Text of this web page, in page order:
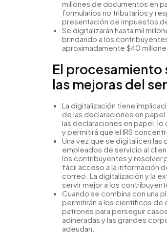
millones de documentos en
formularios no tributarios y
presentación de impuestos
Se digitalizarán hasta mil
brindando a los
aproximadamente $40
El procesamiento
las mejoras del
La digitalización tiene
de las declaraciones en
las declaraciones en papel,
y permitirá que el IRS
Una vez que se digitalicen
empleados de servicio al
los contribuyentes y resolver
fácil acceso a la información
correo. La digitalización y la
servir mejor a los
Cuando se combina con una
permitirán a los científicos de
patrones para perseguir
adineradas y las grandes
adeudan.